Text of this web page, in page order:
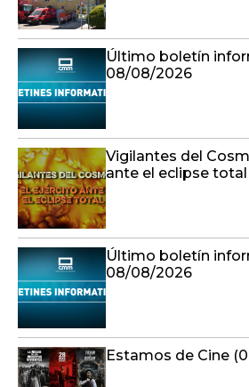
Último boletín
08/08/2026
Vigilantes del
ante el eclipse total
Último boletín
08/08/2026
Estamos de Cine